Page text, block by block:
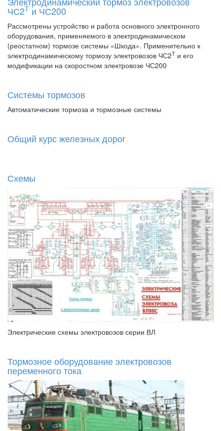
ЧС2Т и ЧС200
Рассмотрены устройство и работа основного электронного
оборудования, применяемого в электродинамическом
(реостатном) тормозе системы «Шкода». Применительно к
электродинамическому тормозу электровозов ЧС2Т и его
модификации на скоростном электровозе ЧС200
Системы тормозов
Автоматические тормоза и тормозные системы
Общий курс железных дорог
Схемы
Электрические схемы электровозов серии ВЛ
Тормозное оборудование электровозов
переменного тока